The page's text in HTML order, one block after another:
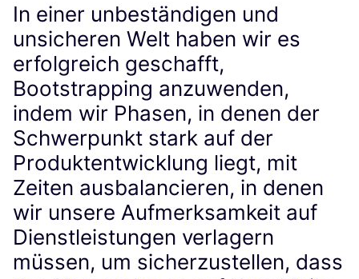
In einer unbeständigen und
unsicheren Welt haben wir es
erfolgreich geschafft,
Bootstrapping anzuwenden,
indem wir Phasen, in denen der
Schwerpunkt stark auf der
Produktentwicklung liegt, mit
Zeiten ausbalancieren, in denen
wir unsere Aufmerksamkeit auf
Dienstleistungen verlagern
müssen, um sicherzustellen, dass